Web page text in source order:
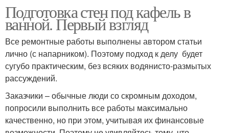
Подготовка стен под кафель в
ванной. Первый взгляд
Все ремонтные работы выполнены автором статьи
лично (с напарником). Поэтому подход к делу будет
сугубо практическим, без всяких водянисто-размытых
рассуждений.
Заказчики – обычные люди со скромным доходом,
попросили выполнить все работы максимально
качественно, но при этом, учитывая их финансовые